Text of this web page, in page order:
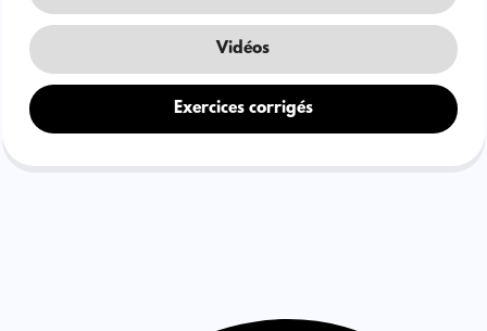
Vidéos
Exercices corrigés